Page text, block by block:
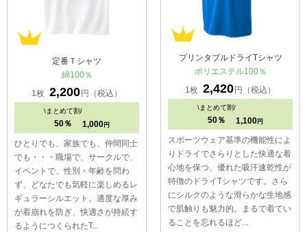
定番Ｔシャツ
綿100％
1枚 2,200 円（税込）
\まとめて割/
50％ 1,000 円
ひとりでも、家族でも、仲間同士
でも・・・職場で、サークルで、
イベントで、性別・年齢を問わ
ず、どなたでも気軽に楽しめるレ
ギュラーシルエット。適度な厚み
が着崩れを防ぎ、快適さが持続す
るようにつくられたT...
プリンタブルドライTシャツ
ポリエステル100％
1枚 2,420 円（税込）
\まとめて割/
50％ 1,100 円
スポーツウェア基準の機能性によ
りドライでさらりとした快適な着
心地を保つ、優れた吸汗速乾性が
特徴のドライTシャツです。さら
にシルクのような滑らかな生地感
で肌触りも魅力的。まるで着てい
ることを忘れるほど...